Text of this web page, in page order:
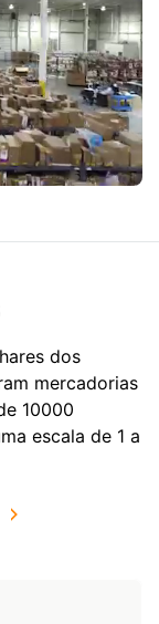
dos
mercadorias
10000
escala de 1 a